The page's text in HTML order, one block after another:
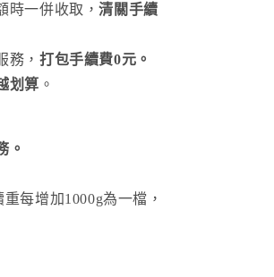
時一併收取，清關手續
務，打包手續費0元。
划算 。
。
每增加1000g為一檔，